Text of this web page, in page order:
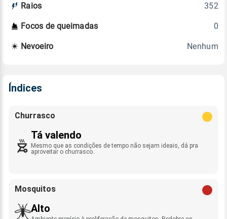
Raios 352
Focos de queimadas 0
Nevoeiro Nenhum
Índices
Churrasco
Tá valendo
Mesmo que as condições de tempo não sejam ideais, dá pra
aproveitar o churrasco.
Mosquitos
Alto